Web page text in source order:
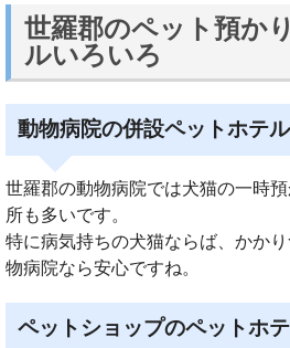
世羅郡のペット預か
ルいろいろ
動物病院の併設ペットホテル
世羅郡の動物病院では犬猫の一時
所も多いです。
特に病気持ちの犬猫ならば、かか
物病院なら安心ですね。
ペットショップのペットホテ